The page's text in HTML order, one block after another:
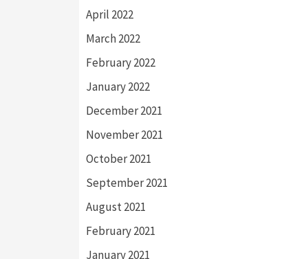
April 2022
March 2022
February 2022
January 2022
December 2021
November 2021
October 2021
September 2021
August 2021
February 2021
January 2021